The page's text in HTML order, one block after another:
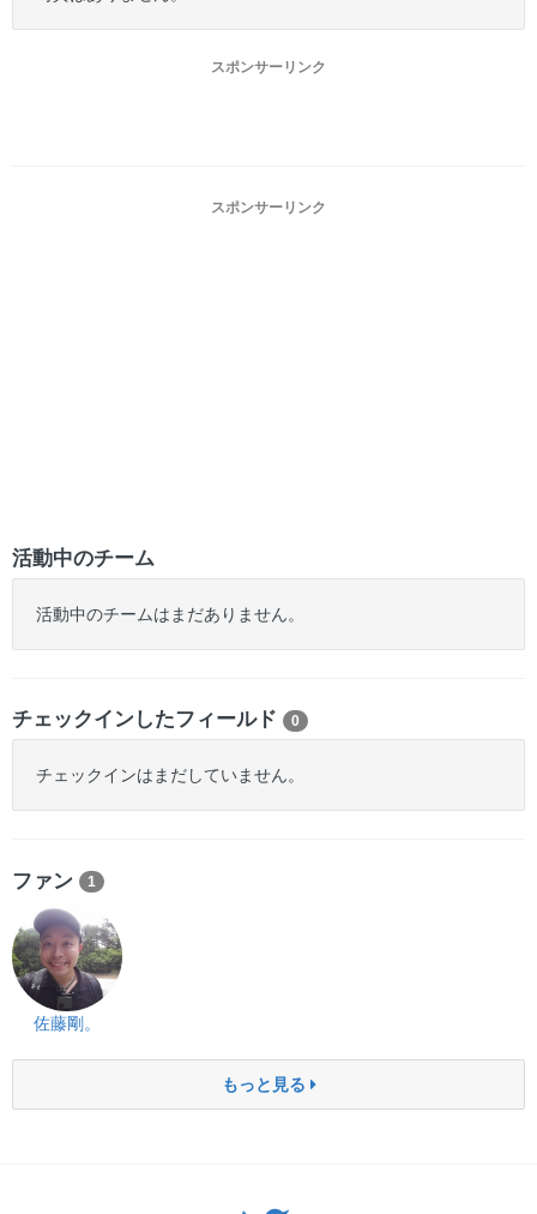
スポンサーリンク
スポンサーリンク
活動中のチーム
活動中のチームはまだありません。
チェックインしたフィールド 0
チェックインはまだしていません。
ファン 1
佐藤剛。
もっと見る